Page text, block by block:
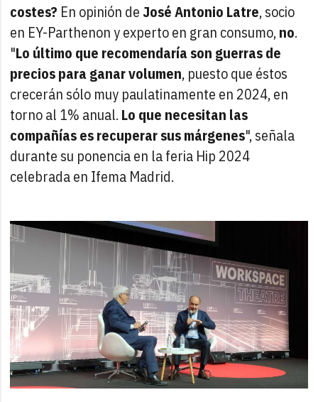
costes? En opinión deJosé Antonio Latre, socio
en EY-Parthenon y experto en gran consumo,no.
"Lo último que recomendaría son guerras de
precios para ganar volumen, puesto que éstos
crecerán sólo muy paulatinamente en 2024, en
torno al 1% anual. Lo que necesitan las
compañías es recuperar sus márgenes", señala
durante su ponencia en la feria Hip 2024
celebrada en Ifema Madrid.